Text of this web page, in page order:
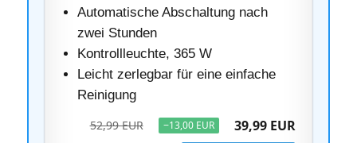
Automatische Abschaltung nach
zwei Stunden
Kontrollleuchte, 365 W
Leicht zerlegbar für eine einfache
Reinigung
52,99 EUR −13,00 EUR 39,99 EUR